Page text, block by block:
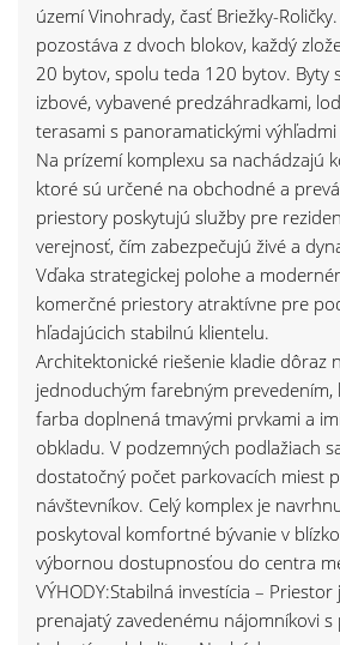
území Vinohrady, časť Briežky-
pozostáva z dvoch blokov, každý
20 bytov, spolu teda 120 bytov. Byty
izbové, vybavené predzáhradkami,
terasami s panoramatickými
Na prízemí komplexu sa nachádzajú
ktoré sú určené na obchodné a
priestory poskytujú služby pre
verejnosť, čím zabezpečujú živé a
Vďaka strategickej polohe a
komerčné priestory atraktívne pre
hľadajúcich stabilnú klientelu.
Architektonické riešenie kladie dôraz
jednoduchým farebným prevedením,
farba doplnená tmavými prvkami a
obkladu. V podzemných podlažiach
dostatočný počet parkovacích miest
návštevníkov. Celý komplex je
poskytoval komfortné bývanie v
výbornou dostupnosťou do centra
VÝHODY:Stabilná investícia –
prenajatý zavedenému nájomníkovi